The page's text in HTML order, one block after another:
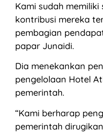
Kami sudah
kontribusi mereka
pembagian
papar Junaidi.
Dia menekankan
pengelolaan Hotel
pemerintah.
“Kami berharap
pemerintah